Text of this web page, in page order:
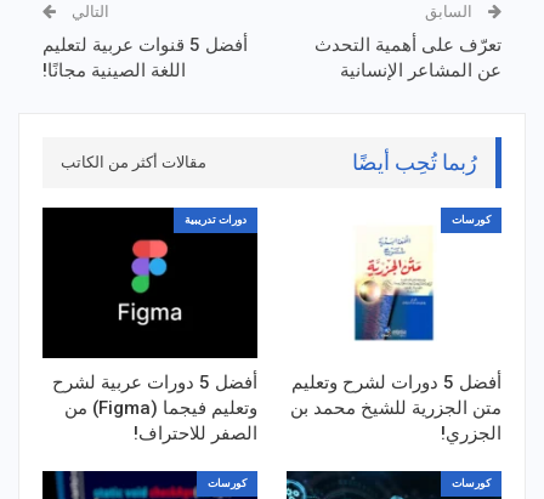
السابق
تعرّف على أهمية التحدث
عن المشاعر الإنسانية
التالي
أفضل 5 قنوات عربية لتعليم
اللغة الصينية مجانًا!
رُبما تُحِب أيضًا مقالات أكثر من الكاتب
كورسات
أفضل 5 دورات لشرح وتعليم
متن الجزرية للشيخ محمد بن
الجزري!
دورات تدريبية
أفضل 5 دورات عربية لشرح
وتعليم فيجما (Figma) من
الصفر للاحتراف!
كورسات كورسات